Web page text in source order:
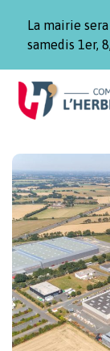
La mairie
samedis 1er,
Aller
Aller
contenu
Aller
pied